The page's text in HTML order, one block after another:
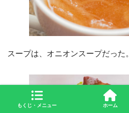
スープは、オニオンスープだった。
もくじ・メニュー ホーム